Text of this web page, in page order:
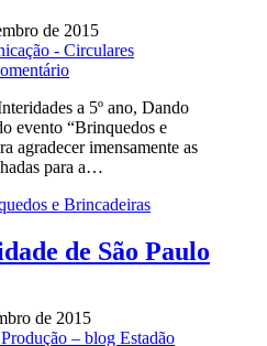
de 2015
- Circulares
a 5º ano, Dando
evento “Brinquedos e
agradecer imensamente as
para a…
e Brincadeiras
de São Paulo
de 2015
– blog Estadão